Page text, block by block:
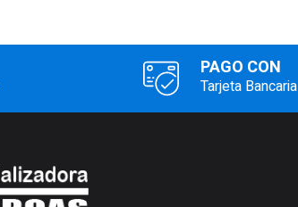
PAGO CON
Tarjeta Bancaria